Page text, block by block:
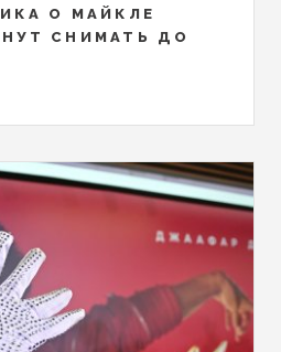
О МАЙКЛЕ
СНИМАТЬ ДО